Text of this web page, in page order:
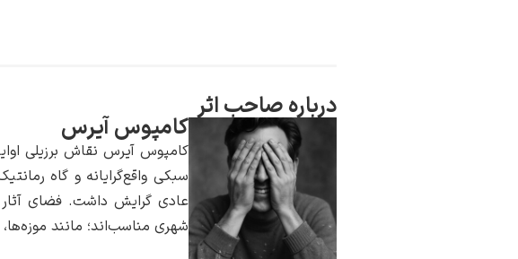
درباره صاحب اثر
کامپوس آیرس
کامپوس آیرس نقاش برزیلی
سبکى واقع‌گرایانه و گاه
عادی گرایش داشت. فضای آثار
شهری مناسب‌اند؛ مانند